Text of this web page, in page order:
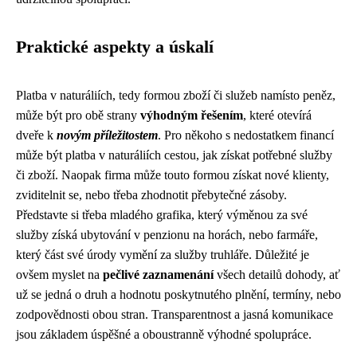
Praktické aspekty a úskalí
Platba v naturáliích, tedy formou zboží či služeb namísto peněz,
může být pro obě strany výhodným řešením, které otevírá
dveře k novým příležitostem. Pro někoho s nedostatkem financí
může být platba v naturáliích cestou, jak získat potřebné služby
či zboží. Naopak firma může touto formou získat nové klienty,
zviditelnit se, nebo třeba zhodnotit přebytečné zásoby.
Představte si třeba mladého grafika, který výměnou za své
služby získá ubytování v penzionu na horách, nebo farmáře,
který část své úrody vymění za služby truhláře. Důležité je
ovšem myslet na pečlivé zaznamenánívšech detailů dohody, ať
už se jedná o druh a hodnotu poskytnutého plnění, termíny, nebo
zodpovědnosti obou stran. Transparentnost a jasná komunikace
jsou základem úspěšné a oboustranně výhodné spolupráce.